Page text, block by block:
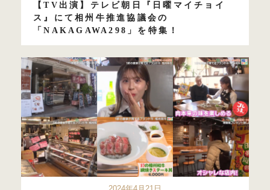
【TV出演】テレビ朝日『日曜マイチョイ
ス』にて相州牛推進協議会の
「NAKAGAWA298」を特集！